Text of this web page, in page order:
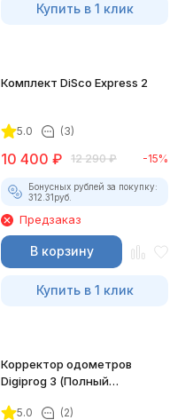
Купить в 1 клик
Комплект DiSco Express 2
5.0 (3)
10 400 ₽ 12 290 ₽ -15%
Бонусных рублей за покупку:
312.31руб.
Предзаказ
В корзину
Купить в 1 клик
Корректор одометров
Digiprog 3 (Полный
5.0 (2)